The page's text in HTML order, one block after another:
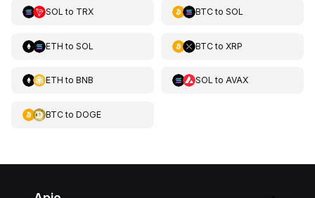
SOL to TRX BTCto SOL
ETH to SOL BTCto XRP
ETH to BNB SOL to AVAX
BTCto DOGE